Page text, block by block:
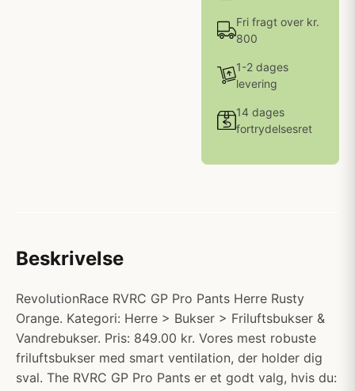
Fri fragt over kr.
800
1-2 dages
levering
14 dages
fortrydelsesret
Beskrivelse
RevolutionRace RVRC GP Pro Pants Herre Rusty
Orange. Kategori: Herre > Bukser > Friluftsbukser &
Vandrebukser. Pris: 849.00 kr. Vores mest robuste
friluftsbukser med smart ventilation, der holder dig
sval. The RVRC GP Pro Pants er et godt valg, hvis du: